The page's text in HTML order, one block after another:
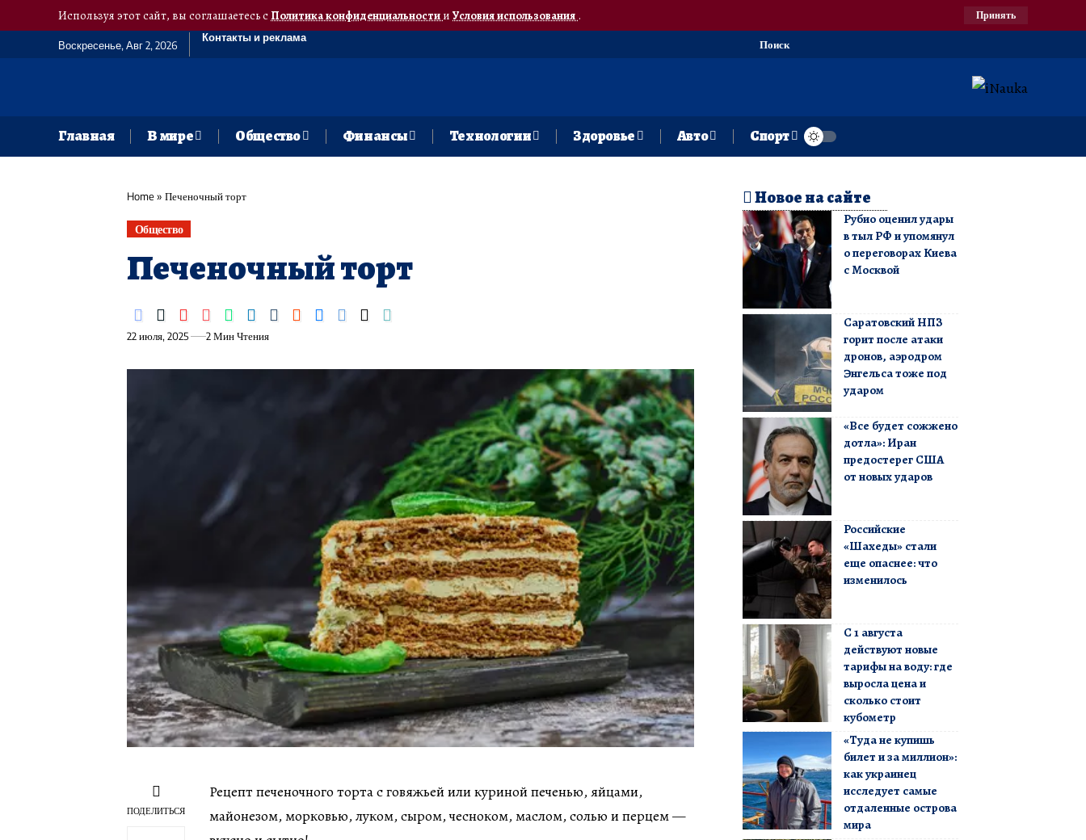
Используя этот сайт, вы соглашаетесь сПолитика конфиденциальностии Условия использования. Принять
Воскресенье, Авг 2, 2026
Контакты и реклама
Поиск
Главная В мире Общество Финансы Технологии Здоровье Авто Спорт
Home» Печеночный торт
Общество
Печеночный торт
22 июля, 2025 2 Мин Чтения
ПОДЕЛИТЬСЯ
Рецепт печеночного торта с говяжьей или куриной печенью, яйцами,
майонезом, морковью, луком, сыром, чесноком, маслом, солью и перцем —
Новое на сайте
Рубио оценил удары
в тыл РФ и упомянул
о переговорах Киева
с Москвой
Саратовский НПЗ
горит после атаки
дронов, аэродром
Энгельса тоже под
ударом
«Все будет сожжено
дотла»: Иран
предостерег США
от новых ударов
Российские
«Шахеды» стали
еще опаснее: что
изменилось
С 1 августа
действуют новые
тарифы на воду: где
выросла цена и
сколько стоит
кубометр
«Туда не купишь
билет и за миллион»:
как украинец
исследует самые
отдаленные острова
мира